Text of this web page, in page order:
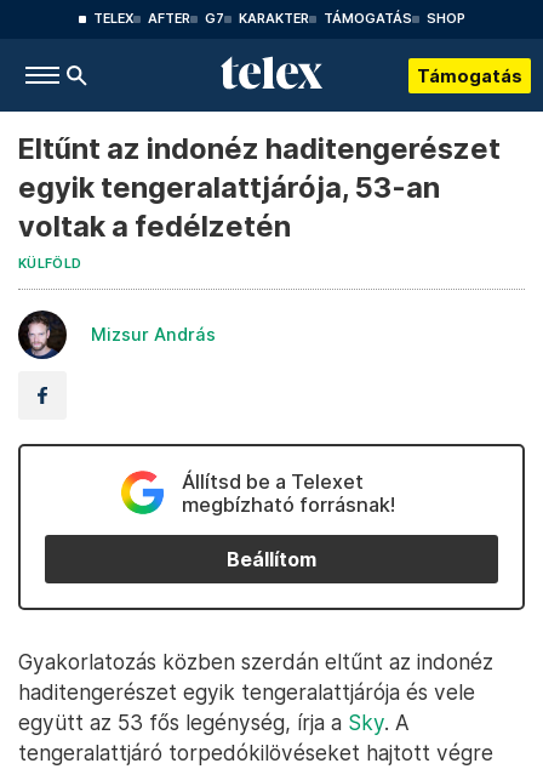
TELEX AFTER G7 KARAKTER TÁMOGATÁS SHOP
Támogatás
Eltűnt az indonéz haditengerészet
egyik tengeralattjárója, 53-an
voltak a fedélzetén
KÜLFÖLD
Mizsur András
Állítsd be a Telexet
megbízható forrásnak!
Beállítom
Gyakorlatozás közben szerdán eltűnt az indonéz
haditengerészet egyik tengeralattjárója és vele
együtt az 53 fős legénység, írja a Sky. A
tengeralattjáró torpedókilövéseket hajtott végre